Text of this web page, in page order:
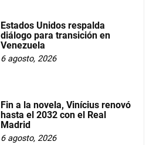
Estados Unidos respalda
diálogo para transición en
Venezuela
6 agosto, 2026
Fin a la novela, Vinícius renovó
hasta el 2032 con el Real
Madrid
6 agosto, 2026